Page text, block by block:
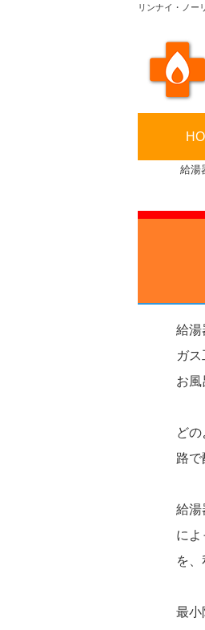
リンナイ・ノー
給湯
給湯
ガ
お風
ど
路で
給湯
に
を
最小